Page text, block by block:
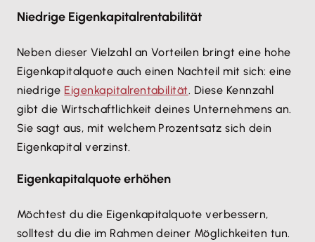
Niedrige Eigenkapitalrentabilität
Neben dieser Vielzahl an Vorteilen bringt eine hohe
Eigenkapitalquote auch einen Nachteil mit sich: eine
niedrige Eigenkapitalrentabilität. Diese Kennzahl
gibt die Wirtschaftlichkeit deines Unternehmens an.
Sie sagt aus, mit welchem Prozentsatz sich dein
Eigenkapital verzinst.
Eigenkapitalquote erhöhen
Möchtest du die Eigenkapitalquote verbessern,
solltest du die im Rahmen deiner Möglichkeiten tun.